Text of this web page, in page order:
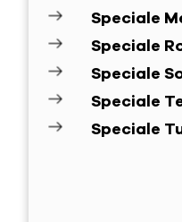
Speciale
Speciale
Speciale
Speciale
Speciale